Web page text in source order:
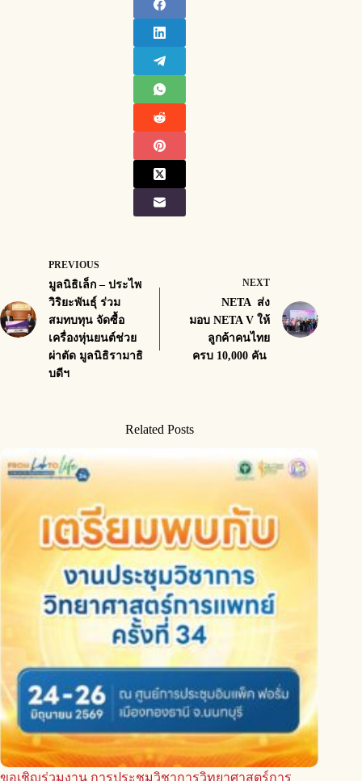
PREVIOUS
มูลนิธิเล็ก – ประไพ
วิริยะพันธุ์ ร่วม
สมทบทุน จัดซื้อ
เครื่องหุ่นยนต์ช่วย
ผ่าตัด มูลนิธิรามาธิ
บดีฯ
NEXT
NETA ส่ง
มอบ NETA V ให้
ลูกค้าคนไทย
ครบ 10,000 คัน
Related Posts
ขอเชิญร่วมงาน การประชุมวิชาการวิทยาศาสตร์การ